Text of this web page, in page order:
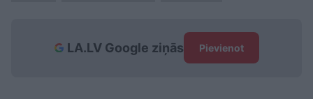
LA.LV Google ziņās Pievienot